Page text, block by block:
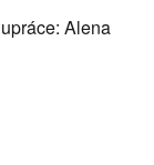
Alena